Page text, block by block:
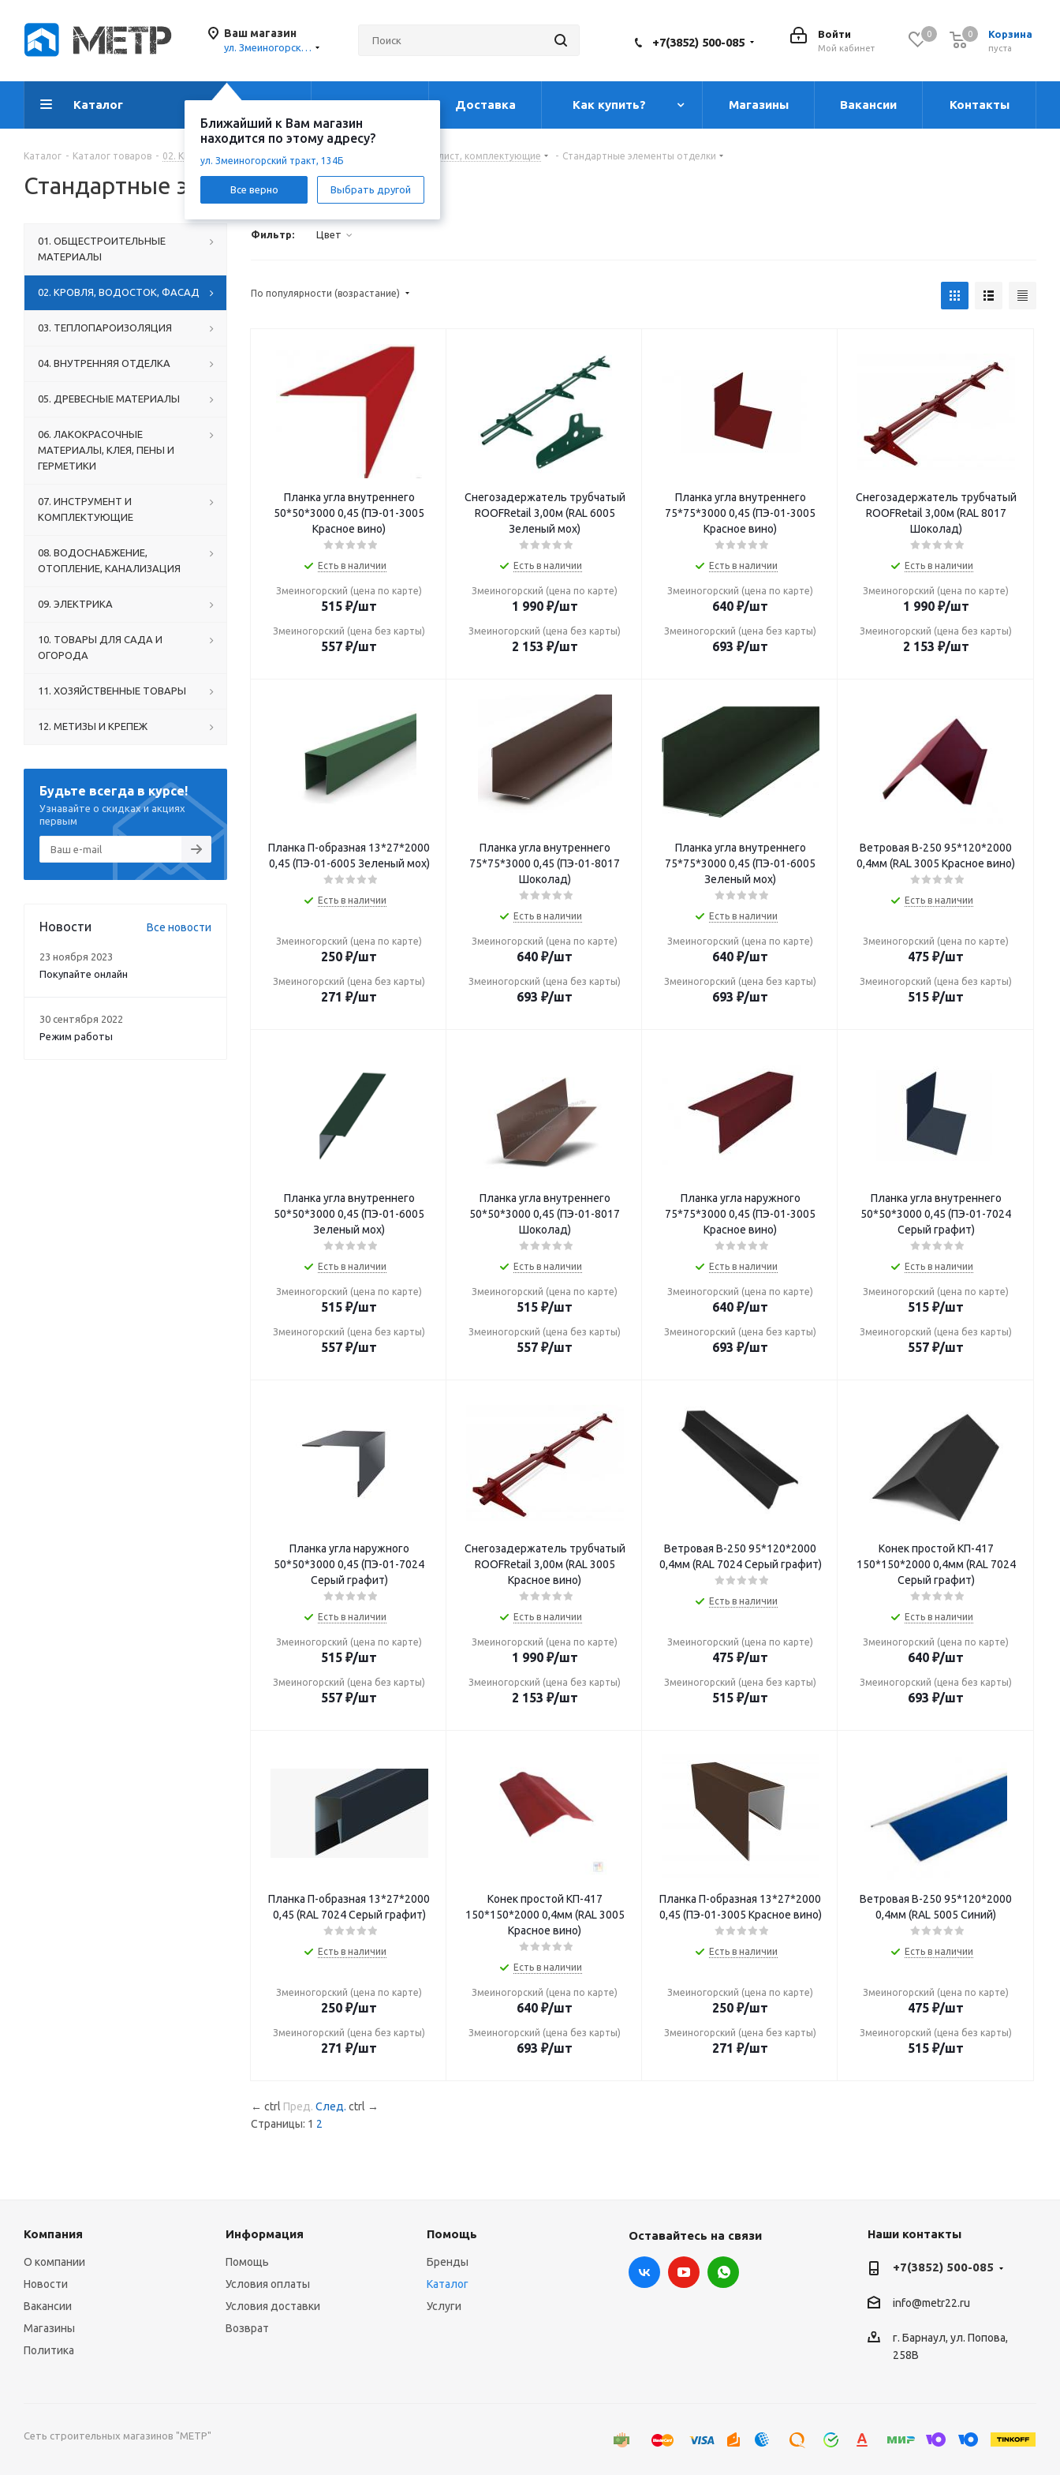
Ваш магазин
ул. Змеиногорский тракт, 134Б
Ближайший к Вам магазин
находится по этому адресу?
ул. Змеиногорский тракт, 134Б
Все верно Выбрать другой
0 Корзина
0
пуста
0
Войти
Мой кабинет
+7(3852) 500-085
Каталог Акции Услуги Доставка Как купить? Магазины Вакансии Контакты
Каталог - Каталог товаров - 02. КРОВЛЯ, ВОДОСТОК, ФАСАД - Профнастил, плоский лист, комплектующие - Стандартные элементы отделки
Стандартные элементы отделки
Фильтр: Цвет
По популярности (возрастание)
Планка угла внутреннего
50*50*3000 0,45 (ПЭ-01-3005
Красное вино)
Есть в наличии
Змеиногорский (цена по карте)
515 ₽/шт
Змеиногорский (цена без карты)
557 ₽/шт
Снегозадержатель трубчатый
ROOFRetail 3,00м (RAL 6005
Зеленый мох)
Есть в наличии
Змеиногорский (цена по карте)
1 990₽/шт
Змеиногорский (цена без карты)
2 153 ₽/шт
Планка угла внутреннего
75*75*3000 0,45 (ПЭ-01-3005
Красное вино)
Есть в наличии
Змеиногорский (цена по карте)
640 ₽/шт
Змеиногорский (цена без карты)
693 ₽/шт
Снегозадержатель трубчатый
ROOFRetail 3,00м (RAL 8017
Шоколад)
Есть в наличии
Змеиногорский (цена по карте)
1 990₽/шт
Змеиногорский (цена без карты)
2 153 ₽/шт
Планка П-образная 13*27*2000
0,45 (ПЭ-01-6005 Зеленый мох)
Есть в наличии
Змеиногорский (цена по карте)
250 ₽/шт
Змеиногорский (цена без карты)
271 ₽/шт
Планка угла внутреннего
75*75*3000 0,45 (ПЭ-01-8017
Шоколад)
Есть в наличии
Змеиногорский (цена по карте)
640 ₽/шт
Змеиногорский (цена без карты)
693 ₽/шт
Планка угла внутреннего
75*75*3000 0,45 (ПЭ-01-6005
Зеленый мох)
Есть в наличии
Змеиногорский (цена по карте)
640 ₽/шт
Змеиногорский (цена без карты)
693 ₽/шт
Ветровая В-250 95*120*2000
0,4мм (RAL 3005 Красное вино)
Есть в наличии
Змеиногорский (цена по карте)
475 ₽/шт
Змеиногорский (цена без карты)
515 ₽/шт
Планка угла внутреннего
50*50*3000 0,45 (ПЭ-01-6005
Зеленый мох)
Есть в наличии
Змеиногорский (цена по карте)
515 ₽/шт
Змеиногорский (цена без карты)
557 ₽/шт
Планка угла внутреннего
50*50*3000 0,45 (ПЭ-01-8017
Шоколад)
Есть в наличии
Змеиногорский (цена по карте)
515 ₽/шт
Змеиногорский (цена без карты)
557 ₽/шт
Планка угла наружного
75*75*3000 0,45 (ПЭ-01-3005
Красное вино)
Есть в наличии
Змеиногорский (цена по карте)
640 ₽/шт
Змеиногорский (цена без карты)
693 ₽/шт
Планка угла внутреннего
50*50*3000 0,45 (ПЭ-01-7024
Серый графит)
Есть в наличии
Змеиногорский (цена по карте)
515 ₽/шт
Змеиногорский (цена без карты)
557 ₽/шт
Планка угла наружного
50*50*3000 0,45 (ПЭ-01-7024
Серый графит)
Есть в наличии
Змеиногорский (цена по карте)
515 ₽/шт
Змеиногорский (цена без карты)
557 ₽/шт
Снегозадержатель трубчатый
ROOFRetail 3,00м (RAL 3005
Красное вино)
Есть в наличии
Змеиногорский (цена по карте)
1 990₽/шт
Змеиногорский (цена без карты)
2 153 ₽/шт
Ветровая В-250 95*120*2000
0,4мм (RAL 7024 Серый графит)
Есть в наличии
Змеиногорский (цена по карте)
475 ₽/шт
Змеиногорский (цена без карты)
515 ₽/шт
Конек простой КП-417
150*150*2000 0,4мм (RAL 7024
Серый графит)
Есть в наличии
Змеиногорский (цена по карте)
640 ₽/шт
Змеиногорский (цена без карты)
693 ₽/шт
Планка П-образная 13*27*2000
0,45 (RAL 7024 Серый графит)
Есть в наличии
Змеиногорский (цена по карте)
250 ₽/шт
Змеиногорский (цена без карты)
271 ₽/шт
Конек простой КП-417
150*150*2000 0,4мм (RAL 3005
Красное вино)
Есть в наличии
Змеиногорский (цена по карте)
640 ₽/шт
Змеиногорский (цена без карты)
693 ₽/шт
Планка П-образная 13*27*2000
0,45 (ПЭ-01-3005 Красное вино)
Есть в наличии
Змеиногорский (цена по карте)
250 ₽/шт
Змеиногорский (цена без карты)
271 ₽/шт
Ветровая В-250 95*120*2000
0,4мм (RAL 5005 Синий)
Есть в наличии
Змеиногорский (цена по карте)
475 ₽/шт
Змеиногорский (цена без карты)
515 ₽/шт
← ctrl Пред. След. ctrl →
Страницы: 1 2
01. ОБЩЕСТРОИТЕЛЬНЫЕ
МАТЕРИАЛЫ
02. КРОВЛЯ, ВОДОСТОК, ФАСАД
03. ТЕПЛОПАРОИЗОЛЯЦИЯ
04. ВНУТРЕННЯЯ ОТДЕЛКА
05. ДРЕВЕСНЫЕ МАТЕРИАЛЫ
06. ЛАКОКРАСОЧНЫЕ
МАТЕРИАЛЫ, КЛЕЯ, ПЕНЫ И
ГЕРМЕТИКИ
07. ИНСТРУМЕНТ И
КОМПЛЕКТУЮЩИЕ
08. ВОДОСНАБЖЕНИЕ,
ОТОПЛЕНИЕ, КАНАЛИЗАЦИЯ
09. ЭЛЕКТРИКА
10. ТОВАРЫ ДЛЯ САДА И
ОГОРОДА
11. ХОЗЯЙСТВЕННЫЕ ТОВАРЫ
12. МЕТИЗЫ И КРЕПЕЖ
Будьте всегда в курсе!
Узнавайте о скидках и акциях
первым
Новости Все новости
23 ноября 2023
Покупайте онлайн
30 сентября 2022
Режим работы
Компания
О компании
Новости
Вакансии
Магазины
Политика
Информация
Помощь
Условия оплаты
Условия доставки
Возврат
Помощь
Бренды
Каталог
Услуги
Оставайтесь на связи Наши контакты
+7(3852) 500-085
info@metr22.ru
г. Барнаул, ул. Попова,
258В
Сеть строительных магазинов "МЕТР"